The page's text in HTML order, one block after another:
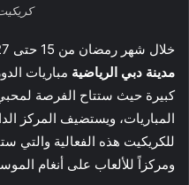
خلال شهر رمضان من 15 حتى 27 مايو يعرض كريكيت فان بارك في
مدينة دبي الرياضية مباريات
كبيرة حيث ستتاح الفرصة
المباريات، ويستضيف المركز
للكريكيت هذه الفعالية
ومركزاً للألعاب على أنغام